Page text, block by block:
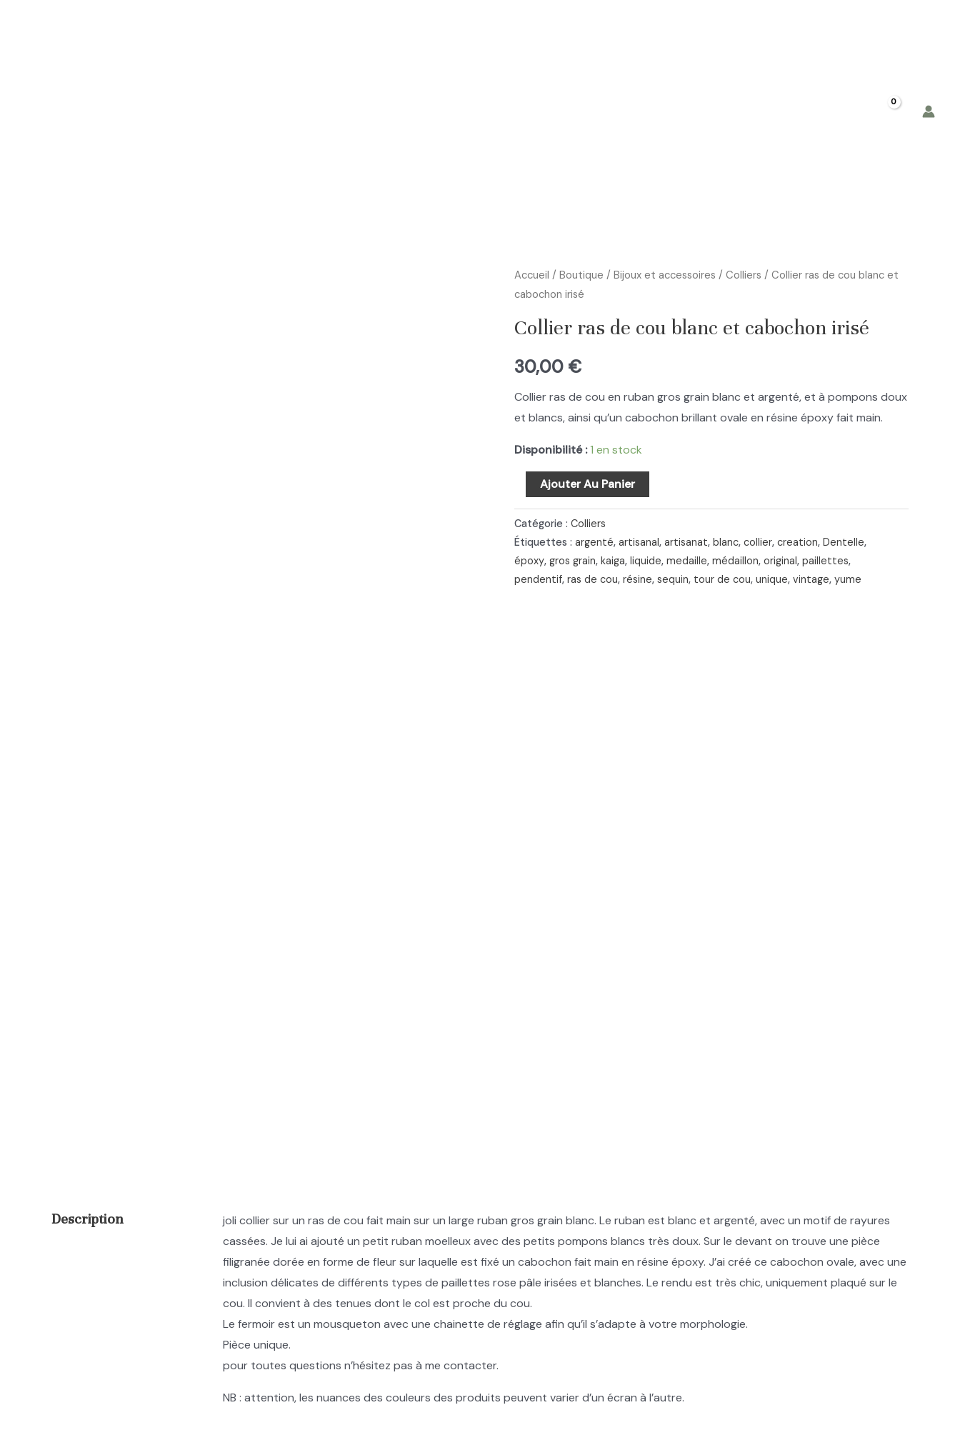
Accueil / Boutique / Bijoux et accessoires / Colliers / Collier ras de cou blanc et
cabochon irisé
Collier ras de cou blanc et cabochon irisé
30,00 €
Collier ras de cou en ruban gros grain blanc et argenté, et à pompons doux
et blancs, ainsi qu’un cabochon brillant ovale en résine époxy fait main.
Disponibilité :1 en stock
quantité
de
Collier
ras
de
cou
Ajouter Au Panier
Catégorie : Colliers
Étiquettes : argenté, artisanal, artisanat, blanc, collier, creation, Dentelle,
époxy, gros grain, kaiga, liquide, medaille, médaillon, original, paillettes,
pendentif, ras de cou, résine, sequin, tour de cou, unique, vintage, yume
Description
joli collier sur un ras de cou fait main sur un large ruban gros grain blanc. Le ruban est blanc et argenté, avec un motif de rayures
cassées. Je lui ai ajouté un petit ruban moelleux avec des petits pompons blancs très doux. Sur le devant on trouve une pièce
filigranée dorée en forme de fleur sur laquelle est fixé un cabochon fait main en résine époxy. J’ai créé ce cabochon ovale, avec une
inclusion délicates de différents types de paillettes rose pâle irisées et blanches. Le rendu est très chic, uniquement plaqué sur le
cou. Il convient à des tenues dont le col est proche du cou.
Le fermoir est un mousqueton avec une chainette de réglage afin qu’il s’adapte à votre morphologie.
Pièce unique.
pour toutes questions n’hésitez pas à me contacter.
NB : attention, les nuances des couleurs des produits peuvent varier d’un écran à l’autre.